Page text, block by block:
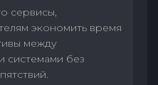
сервисы,
экономить время
между
системами без